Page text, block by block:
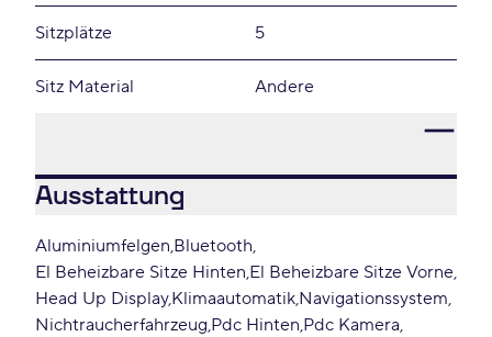
Sitzplätze 5
Sitz Material Andere
Ausstattung
Aluminiumfelgen Bluetooth
El Beheizbare Sitze Hinten El Beheizbare Sitze Vorne
Head Up Display Klimaautomatik Navigationssystem
Nichtraucherfahrzeug Pdc Hinten Pdc Kamera